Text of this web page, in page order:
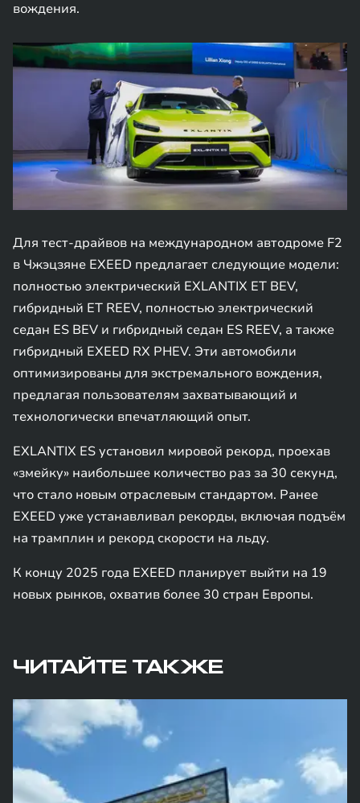
вождения.
Для тест-драйвов на международном автодроме F2
в Чжэцзяне EXEED предлагает следующие модели:
полностью электрический EXLANTIX ET BEV,
гибридный ET REEV, полностью электрический
седан ES BEV и гибридный седан ES REEV, а также
гибридный EXEED RX PHEV. Эти автомобили
оптимизированы для экстремального вождения,
предлагая пользователям захватывающий и
технологически впечатляющий опыт.
EXLANTIX ES установил мировой рекорд, проехав
«змейку» наибольшее количество раз за 30 секунд,
что стало новым отраслевым стандартом. Ранее
EXEED уже устанавливал рекорды, включая подъём
на трамплин и рекорд скорости на льду.
К концу 2025 года EXEED планирует выйти на 19
новых рынков, охватив более 30 стран Европы.
ЧИТАЙТЕ ТАКЖЕ